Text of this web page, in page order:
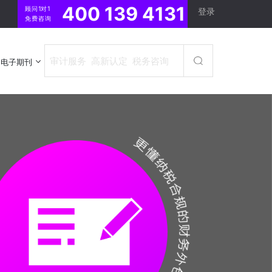
顾问1对1
免费咨询
400 139 4131 登录
电子期刊
电子期刊